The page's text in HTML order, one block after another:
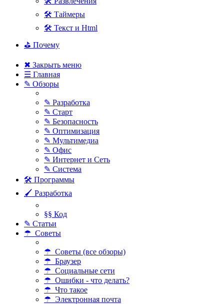
🛠 Таймеры
🛠 Текст и Html
⛳ Почему
✖ Закрыть меню
☰ Главная
✎ Обзоры
✎ Разработка
✎ Старт
✎ Безопасность
✎ Оптимизация
✎ Мультимедиа
✎ Офис
✎ Интернет и Сеть
✎ Система
🛠 Программы
🖌 Разработка
§§ Код
✎ Статьи
☂ Советы
☂ Советы (все обзоры)
☂ Браузер
☂ Социальные сети
☂ Ошибки - что делать?
☂ Что такое
☂ Электронная почта